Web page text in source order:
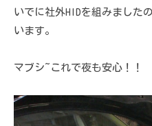
いでに社外HIDを組みました
います。
マブシ~これで夜も安心！！